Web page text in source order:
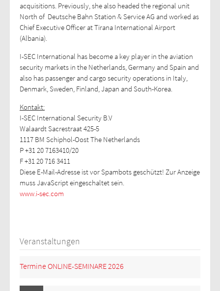
acquisitions. Previously, she also headed the regional unit
North of Deutsche Bahn Station & Service AG and worked as
Chief Executive Officer at Tirana International Airport
(Albania).
I-SEC International has become a key player in the aviation
security markets in the Netherlands, Germany and Spain and
also has passenger and cargo security operations in Italy,
Denmark, Sweden, Finland, Japan and South-Korea.
Kontakt:
I-SEC International Security B.V
Walaardt Sacrestraat 425-5
1117 BM Schiphol-Oost The Netherlands
P +31 20 7163410/20
F +31 20 716 3411
Diese E-Mail-Adresse ist vor Spambots geschützt! Zur Anzeige
muss JavaScript eingeschaltet sein.
www.i-sec.com
Veranstaltungen
Termine ONLINE-SEMINARE 2026